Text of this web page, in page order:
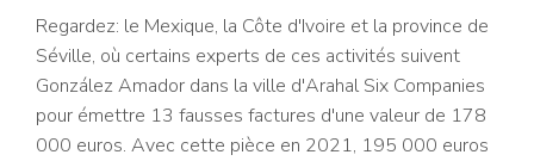
Regardez: le Mexique, la Côte d'Ivoire et la province de
Séville, où certains experts de ces activités suivent
González Amador dans la ville d'Arahal Six Companies
pour émettre 13 fausses factures d'une valeur de 178
000 euros. Avec cette pièce en 2021, 195 000 euros